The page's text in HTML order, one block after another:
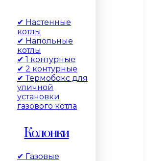
✔ Настенные
котлы
✔ Напольные
котлы
✔ 1 контурные
✔ 2 контурные
✔ Термобокс для
уличной
установки
газового котла
Колонки
✔ Газовые